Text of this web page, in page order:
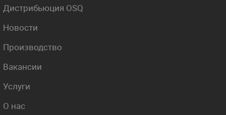
Дистрибьюция OSQ
Новости
Производство
Вакансии
Услуги
О нас